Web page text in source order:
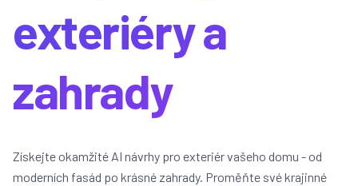
exteriéry a
zahrady
Získejte okamžité AI návrhy pro exteriér vašeho domu - od
moderních fasád po krásné zahrady. Proměňte své krajinné